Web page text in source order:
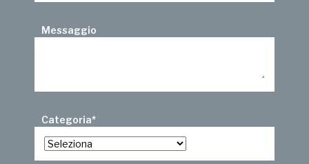
Messaggio
Categoria*